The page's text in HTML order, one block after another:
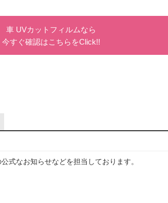
車 UVカットフィルムなら
今すぐ確認はこちらをClick!!
式なお知らせなどを担当しております。